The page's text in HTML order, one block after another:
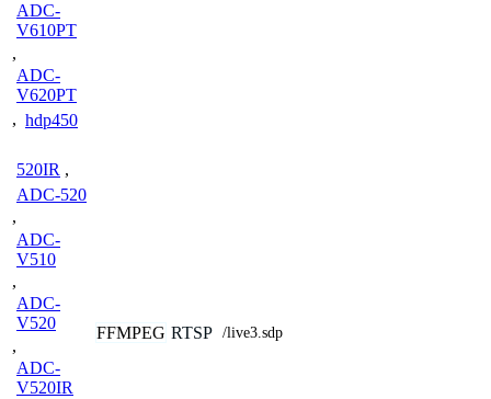
ADC-
V610PT
,
ADC-
V620PT
, hdp450
520IR ,
ADC-520
,
ADC-
V510
,
ADC-
V520
,
ADC-
V520IR
FFMPEG RTSP /live3.sdp